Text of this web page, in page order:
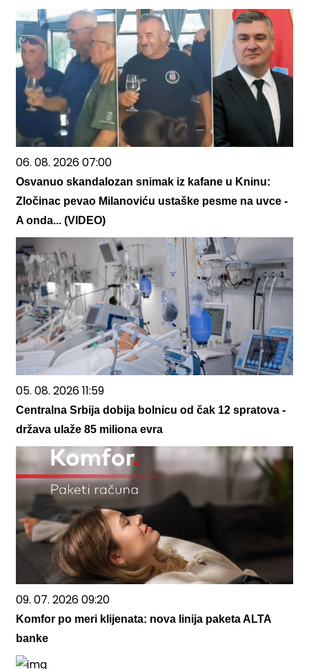
06. 08. 2026 07:00
Osvanuo skandalozan snimak iz kafane u Kninu:
Zločinac pevao Milanoviću ustaške pesme na uvce -
A onda... (VIDEO)
05. 08. 2026 11:59
Centralna Srbija dobija bolnicu od čak 12 spratova -
država ulaže 85 miliona evra
09. 07. 2026 09:20
Komfor po meri klijenata: nova linija paketa ALTA
banke